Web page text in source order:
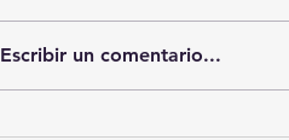
Escribir un comentario...